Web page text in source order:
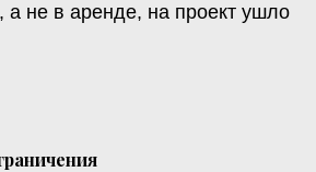
а не в аренде, на проект ушло